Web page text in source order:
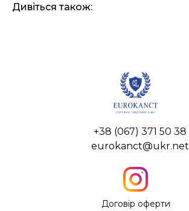
Дивіться також:
+38 (067) 371 50 38
eurokanct@ukr.net
Договір оферти